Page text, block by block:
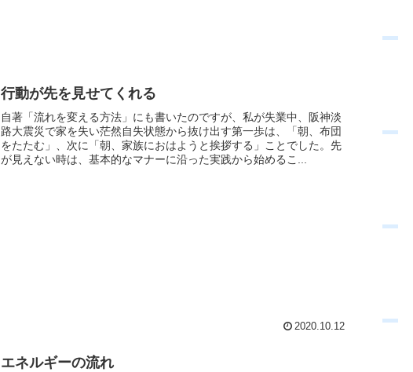
行動が先を見せてくれる
自著「流れを変える方法」にも書いたのですが、私が失業中、阪神淡
路大震災で家を失い茫然自失状態から抜け出す第一歩は、「朝、布団
をたたむ」、次に「朝、家族におはようと挨拶する」ことでした。先
が見えない時は、基本的なマナーに沿った実践から始めるこ...
2020.10.12
エネルギーの流れ